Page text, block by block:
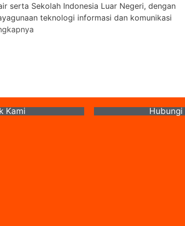
serta Sekolah Indonesia Luar Negeri, dengan
teknologi informasi dan komunikasi
Kami Hubungi